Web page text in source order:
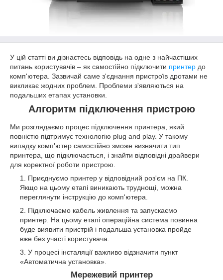
У цій статті ви дізнаєтесь відповідь на одне з найчастіших
питань користувачів – як самостійно підключити принтер до
комп'ютера. Зазвичай саме з'єднання пристроїв дротами не
викликає жодних проблем. Проблеми з'являються на
подальших етапах установки.
Алгоритм підключення пристрою
Ми розглядаємо процес підключення принтера, який
повністю підтримує технологію plug and play. У такому
випадку комп'ютер самостійно зможе визначити тип
принтера, що підключається, і знайти відповідні драйвери
для коректної роботи пристрою.
Приєднуємо принтер у відповідний роз'єм на ПК.
Якщо на цьому етапі виникають труднощі, можна
переглянути інструкцію до комп'ютера.
Підключаємо кабель живлення та запускаємо
принтер. На цьому етапі операційна система повинна
буде виявити пристрій і подальша установка пройде
вже без участі користувача.
У процесі інсталяції важливо відзначити пункт
«Автоматична установка».
Мережевий принтер